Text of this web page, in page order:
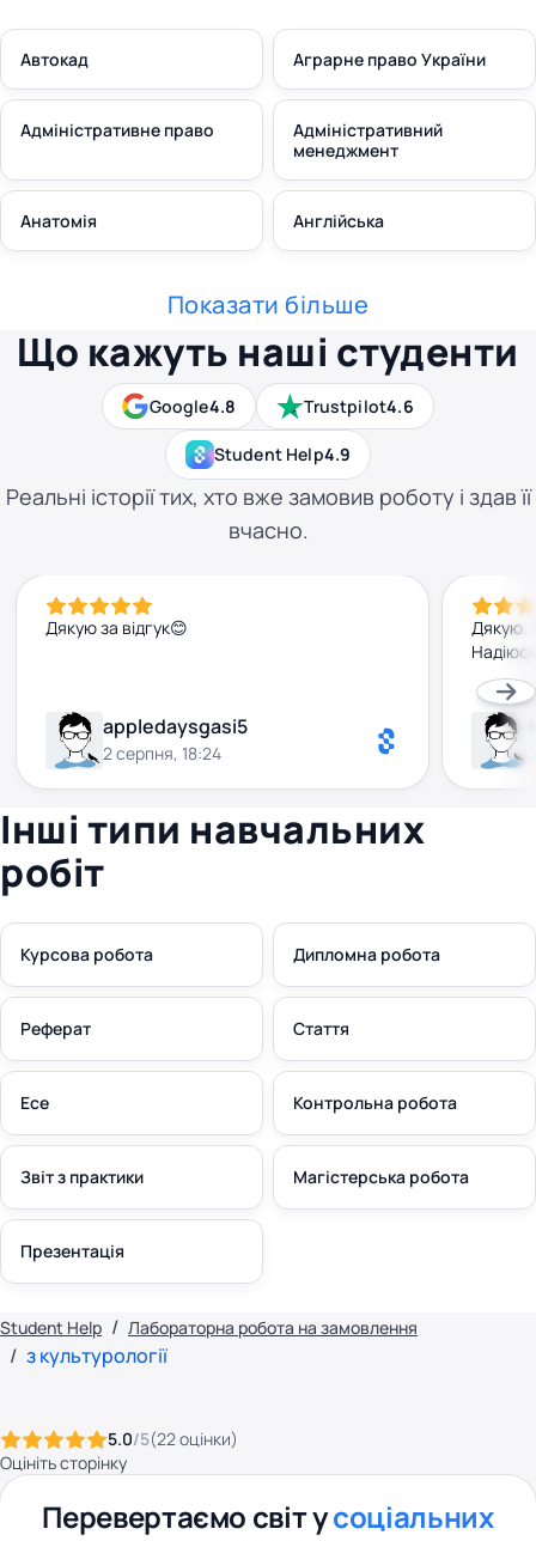
Автокад Аграрне право України
Адміністративне право
Адміністративний
менеджмент
Анатомія Англійська
Показати більше
Google4.8 Trustpilot4.6
Student Help4.9
Що кажуть наші студенти
Реальні історії тих, хто вже замовив роботу і здав її
вчасно.
Дякую за відгук😊
appledaysgasi5
2 серпня, 18:24
Дякую.
Інші типи навчальних
робіт
Курсова робота Дипломна робота
Реферат Стаття
Есе Контрольна робота
Звіт з практики Магістерська робота
Презентація
Student Help Лабораторна робота на замовлення
з культурології
5.0/5(22оцінки)
Оцініть сторінку
Перевертаємо світ усоціальних